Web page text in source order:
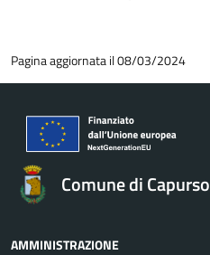
Pagina aggiornata il 08/03/2024
Comune di Capurso
AMMINISTRAZIONE